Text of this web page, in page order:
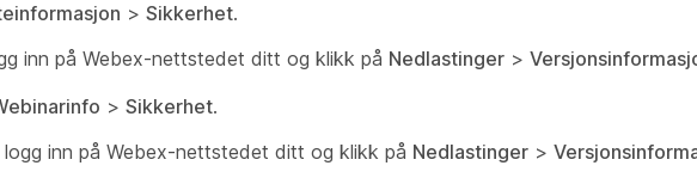
> Sikkerhet.
inn på Webex-nettstedet ditt og klikk på Nedlastinger >
> Sikkerhet.
inn på Webex-nettstedet ditt og klikk på Nedlastinger >